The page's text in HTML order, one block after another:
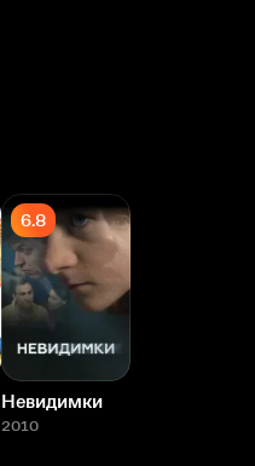
6.8
Невидимки
2010